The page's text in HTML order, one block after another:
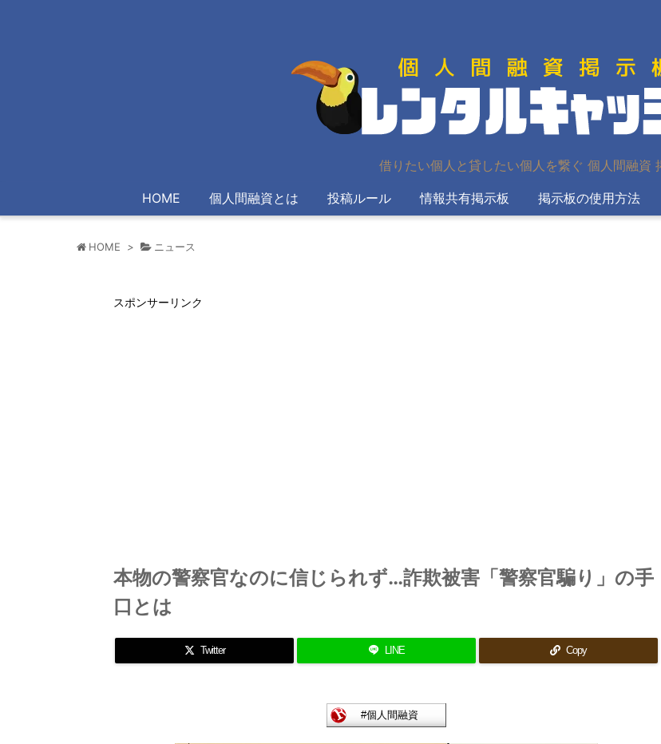
借りたい個人と貸したい個人を繋ぐ 個人間融資
HOME 個人間融資とは 投稿ルール 情報共有掲示板 掲示板の使用方法
HOME > ニュース
スポンサーリンク
本物の警察官なのに信じられず…詐欺被害「警察官騙り」の手
口とは
Twitter LINE Copy